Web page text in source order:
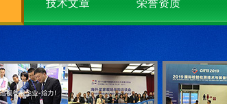
技术文章 荣誉资质